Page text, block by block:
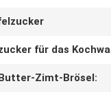
für das
Zimt-Brösel: